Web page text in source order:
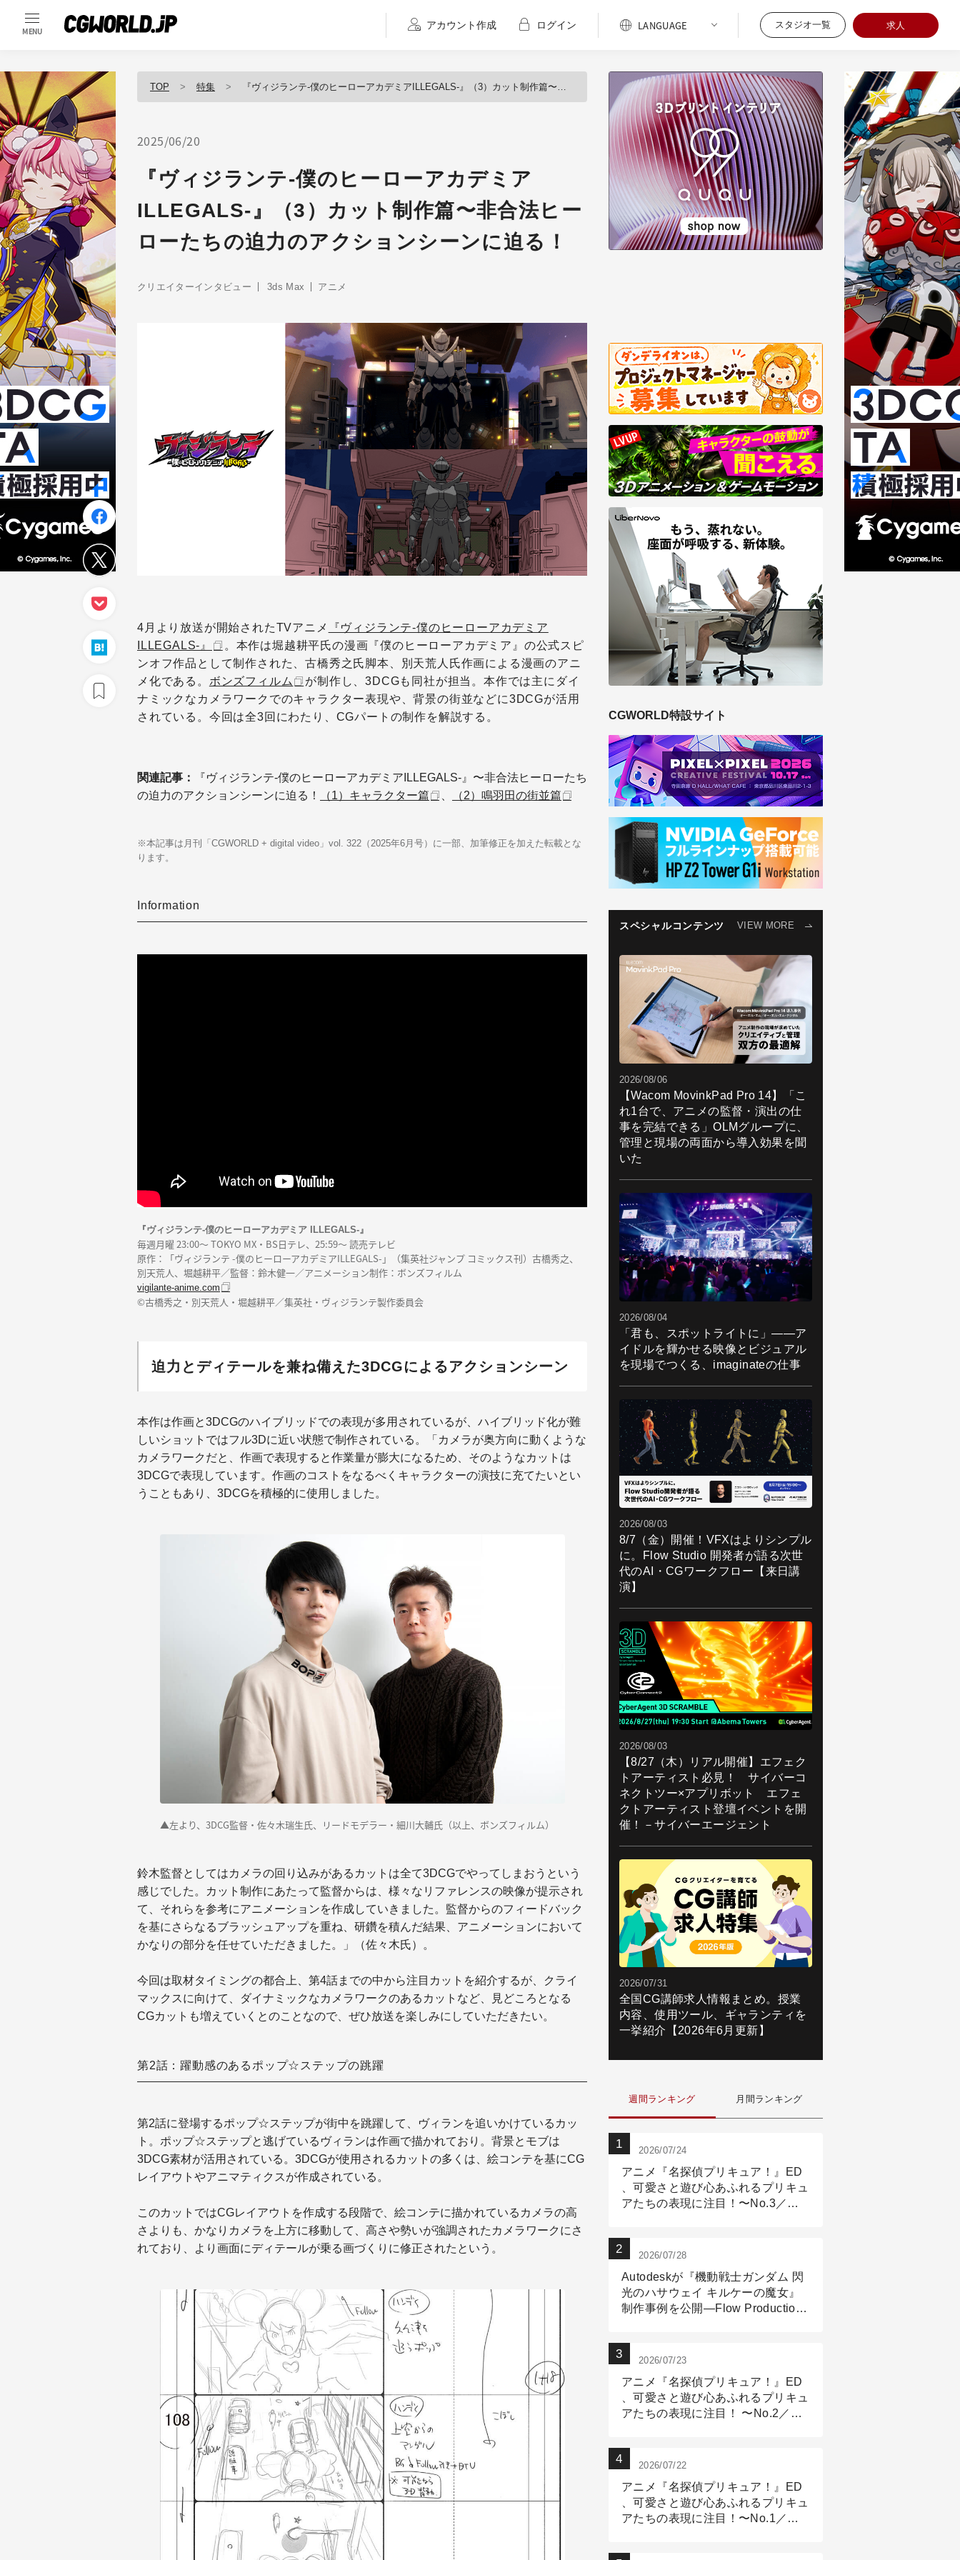
MENU
アカウント作成 ログイン スタジオ一覧 求人
TOP 特集 『ヴィジランテ-僕のヒーローアカデミアILLEGALS-』（3）カット制作篇〜非合法ヒーローたちの迫力のアクションシーンに迫る！
2025/06/20
『ヴィジランテ-僕のヒーローアカデミア
ILLEGALS-』（3）カット制作篇〜非合法ヒー
ローたちの迫力のアクションシーンに迫る！
クリエイターインタビュー 3ds Max アニメ
4月より放送が開始されたTVアニメ
『ヴィジランテ-僕のヒーローアカデミア
ILLEGALS-』
。本作は堀越耕平氏の漫画『僕のヒーローアカデミア』の公式スピ
ンオフ作品として制作された、古橋秀之氏脚本、別天荒人氏作画による漫画のアニ
メ化である。 ボンズフィルム
が制作し、3DCGも同社が担当。本作では主にダイ
ナミックなカメラワークでのキャラクター表現や、背景の街並などに3DCGが活用
されている。今回は全3回にわたり、CGパートの制作を解説する。
関連記事：
『ヴィジランテ-僕のヒーローアカデミアILLEGALS-』〜非合法ヒーローたち
の迫力のアクションシーンに迫る！
（1）キャラクター篇 （2）鳴羽田の街並篇
※本記事は月刊「CGWORLD + digital video」vol. 322（2025年6月号）に一部、加筆修正を加えた転載とな
ります。
Information
『ヴィジランテ-僕のヒーローアカデミア ILLEGALS-』
毎週月曜 23:00～ TOKYO MX・BS日テレ、25:59～ 読売テレビ
原作：「ヴィジランテ -僕のヒーローアカデミアILLEGALS-」（集英社ジャンプ コミックス刊）古橋秀之、
別天荒人、堀越耕平／監督：鈴木健一／アニメーション制作：ボンズフィルム
vigilante-anime.com
©古橋秀之・別天荒人・堀越耕平／集英社・ヴィジランテ製作委員会
迫力とディテールを兼ね備えた3DCGによるアクションシーン
本作は作画と3DCGのハイブリッドでの表現が多用されているが、ハイブリッド化が難
しいショットではフル3Dに近い状態で制作されている。「カメラが奥方向に動くような
カメラワークだと、作画で表現すると作業量が膨大になるため、そのようなカットは
3DCGで表現しています。作画のコストをなるべくキャラクターの演技に充てたいとい
うこともあり、3DCGを積極的に使用しました。
▲左より、3DCG監督・佐々木瑞生氏、リードモデラー・細川大輔氏（以上、ボンズフィルム）
鈴木監督としてはカメラの回り込みがあるカットは全て3DCGでやってしまおうという
感じでした。カット制作にあたって監督からは、様々なリファレンスの映像が提示され
て、それらを参考にアニメーションを作成していきました。監督からのフィードバック
を基にさらなるブラッシュアップを重ね、研鑽を積んだ結果、アニメーションにおいて
かなりの部分を任せていただきました。」（佐々木氏）。
今回は取材タイミングの都合上、第4話までの中から注目カットを紹介するが、クライ
マックスに向けて、ダイナミックなカメラワークのあるカットなど、見どころとなる
CGカットも増えていくとのことなので、ぜひ放送を楽しみにしていただきたい。
第2話：躍動感のあるポップ☆ステップの跳躍
第2話に登場するポップ☆ステップが街中を跳躍して、ヴィランを追いかけているカッ
ト。ポップ☆ステップと逃げているヴィランは作画で描かれており。背景とモブは
3DCG素材が活用されている。3DCGが使用されるカットの多くは、絵コンテを基にCG
レイアウトやアニマティクスが作成されている。
このカットではCGレイアウトを作成する段階で、絵コンテに描かれているカメラの高
さよりも、かなりカメラを上方に移動して、高さや勢いが強調されたカメラワークにさ
れており、より画面にディテールが乗る画づくりに修正されたという。
CGWORLD特設サイト
スペシャルコンテンツ VIEW MORE
2026/08/06
【Wacom MovinkPad Pro 14】「こ
れ1台で、アニメの監督・演出の仕
事を完結できる」OLMグループに、
管理と現場の両面から導入効果を聞
いた
2026/08/04
「君も、スポットライトに」――ア
イドルを輝かせる映像とビジュアル
を現場でつくる、imaginateの仕事
2026/08/03
8/7（金）開催！VFXはよりシンプル
に。Flow Studio 開発者が語る次世
代のAI・CGワークフロー【来日講
演】
2026/08/03
【8/27（木）リアル開催】エフェク
トアーティスト必見！ サイバーコ
ネクトツー×アプリボット エフェ
クトアーティスト登壇イベントを開
催！－サイバーエージェント
2026/07/31
全国CG講師求人情報まとめ。授業
内容、使用ツール、ギャランティを
一挙紹介【2026年6月更新】
週間ランキング 月間ランキング
2026/07/24
アニメ『名探偵プリキュア！』ED
、可愛さと遊び心あふれるプリキュ
アたちの表現に注目！〜No.3／ア
2026/07/28
Autodeskが『機動戦士ガンダム 閃
光のハサウェイ キルケーの魔女』
制作事例を公開―Flow Production
2026/07/23
アニメ『名探偵プリキュア！』ED
、可愛さと遊び心あふれるプリキュ
アたちの表現に注目！ 〜No.2／モ
2026/07/22
アニメ『名探偵プリキュア！』ED
、可愛さと遊び心あふれるプリキュ
アたちの表現に注目！〜No.1／演